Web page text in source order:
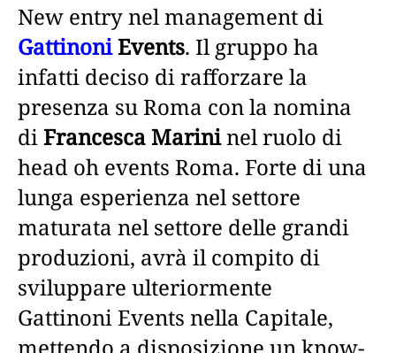
New entry nel management di
GattinoniEvents. Il gruppo ha
infatti deciso di rafforzare la
presenza su Roma con la nomina
diFrancesca Marininel ruolo di
head oh events Roma. Forte di una
lunga esperienza nel settore
maturata nel settore delle grandi
produzioni, avrà il compito di
sviluppare ulteriormente
Gattinoni Events nella Capitale,
mettendo a disposizione un know-